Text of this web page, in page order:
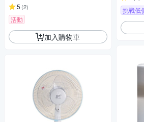
5 (2)
活動
加入購物車
挑戰低